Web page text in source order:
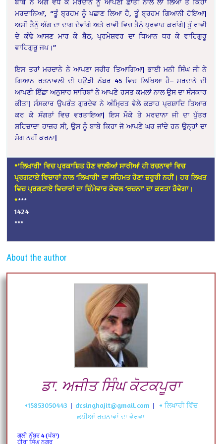
ਬਾਬੇ ਨੇ ਅਗੇ ਵੱਧ ਕੇ ਮਰਦਾਨੇ ਨੂੰ ਆਪਣੀ ਛਾਤੀ ਨਾਲ ਲਾ ਲਿਆ ਤੇ ਕਿਹਾ
ਮਰਦਾਨਿਆ, “ਤੂੰ ਬ੍ਰਹਮ ਨੂੰ ਪਛਾਣ ਲਿਆ ਹੈ, ਤੂੰ ਬ੍ਰਹਮ ਗਿਆਨੀ ਹੋਇਆ|
ਅਸੀਂ ਤੈਨੂੰ ਅੱਗ ਦਾ ਦਾਗ ਦੇਵਾਂਗੇ ਅਤੇ ਰਾਵੀ ਵਿਚ ਤੈਨੂੰ ਪ੍ਰਵਾਹ ਕਰਾਂਗੇ| ਤੂੰ ਰਾਵੀ
ਦੇ ਕੰਢੇ ਆਸਣ ਮਾਰ ਕੇ ਬੈਠ, ਪ੍ਰਮੇਸ਼ਵਰ ਦਾ ਧਿਆਨ ਧਰ ਕੇ ਵਾਹਿਗੁਰੂ
ਵਾਹਿਗੁਰੂ ਜਪ।”
ਇਸ ਤਰਾਂ ਮਰਦਾਨੇ ਨੇ ਆਪਣਾ ਸਰੀਰ ਤਿਆਗਿਆ| ਭਾਈ ਮਨੀ ਸਿੰਘ ਜੀ ਨੇ
ਗਿਆਨ ਰਤਨਾਵਲੀ ਦੀ ਪਉੜੀ ਨੰਬਰ 45 ਵਿਚ ਲਿਖਿਆ ਹੈ– ਮਰਦਾਨੇ ਦੀ
ਆਪਣੀ ਇੱਛਾ ਅਨੁਸਾਰ ਸਾਹਿਬਾਂ ਨੇ ਆਪਣੇ ਹਸਤ ਕਮਲਾਂ ਨਾਲ ਉਸ ਦਾ ਸੰਸਕਾਰ
ਕੀਤਾ| ਸੰਸਕਾਰ ਉਪਰੰਤ ਗੁਰਦੇਵ ਨੇ ਅੰਮ੍ਰਿਤ ਵੇਲੇ ਕੜਾਹ ਪ੍ਰਸ਼ਾਦਿ ਤਿਆਰ
ਕਰ ਕੇ ਸੰਗਤਾਂ ਵਿਚ ਵਰਤਾਇਆ| ਇਸ ਮੌਕੇ ਤੇ ਮਰਦਾਨਾ ਜੀ ਦਾ ਪੁੱਤਰ
ਸ਼ਹਿਜ਼ਾਦਾ ਹਾਜ਼ਰ ਸੀ, ਉਸ ਨੂੰ ਬਾਬੇ ਕਿਹਾ ਜੋ ਆਪਣੇ ਘਰ ਜਾਂਦੇ ਹਨ ਉਨ੍ਹਾਂ ਦਾ
ਸੋਗ ਨਹੀਂ ਕਰਨਾ|
*’ਲਿਖਾਰੀ’ ਵਿਚ ਪ੍ਰਕਾਸ਼ਿਤ ਹੋਣ ਵਾਲੀਆਂ ਸਾਰੀਆਂ ਹੀ ਰਚਨਾਵਾਂ ਵਿਚ
ਪ੍ਰਗਟਾਏ ਵਿਚਾਰਾਂ ਨਾਲ ‘ਲਿਖਾਰੀ’ ਦਾ ਸਹਿਮਤ ਹੋਣਾ ਜ਼ਰੂਰੀ ਨਹੀਂ। ਹਰ ਲਿਖਤ
ਵਿਚ ਪ੍ਰਗਟਾਏ ਵਿਚਾਰਾਂ ਦਾ ਜ਼ਿੰਮੇਵਾਰ ਕੇਵਲ ‘ਰਚਨਾ’ ਦਾ ਕਰਤਾ ਹੋਵੇਗਾ।
****
1424
***
About the author
ਡਾ. ਅਜੀਤ ਸਿੰਘ ਕੋਟਕਪੂਰਾ
+15853050443 | dr.singhajit@gmail.com |
+ ਲਿਖਾਰੀ ਵਿੱਚ
ਛਪੀਆਂ ਰਚਨਾਵਾਂ ਦਾ ਵੇਰਵਾ
ਗਲੀ ਨੰਬਰ 4 (ਖੱਬਾ)
ਹੀਰਾ ਸਿੰਘ ਨਗਰ